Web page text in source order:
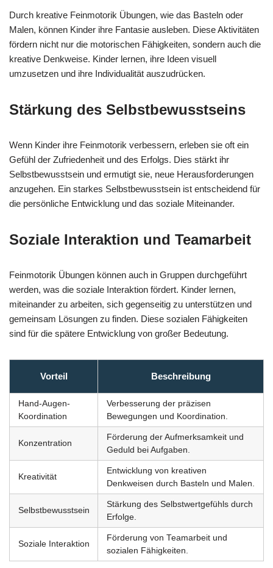
Durch kreative Feinmotorik Übungen, wie das Basteln oder
Malen, können Kinder ihre Fantasie ausleben. Diese Aktivitäten
fördern nicht nur die motorischen Fähigkeiten, sondern auch die
kreative Denkweise. Kinder lernen, ihre Ideen visuell
umzusetzen und ihre Individualität auszudrücken.
Stärkung des Selbstbewusstseins
Wenn Kinder ihre Feinmotorik verbessern, erleben sie oft ein
Gefühl der Zufriedenheit und des Erfolgs. Dies stärkt ihr
Selbstbewusstsein und ermutigt sie, neue Herausforderungen
anzugehen. Ein starkes Selbstbewusstsein ist entscheidend für
die persönliche Entwicklung und das soziale Miteinander.
Soziale Interaktion und Teamarbeit
Feinmotorik Übungen können auch in Gruppen durchgeführt
werden, was die soziale Interaktion fördert. Kinder lernen,
miteinander zu arbeiten, sich gegenseitig zu unterstützen und
gemeinsam Lösungen zu finden. Diese sozialen Fähigkeiten
sind für die spätere Entwicklung von großer Bedeutung.
Vorteil Beschreibung
Hand-Augen-
Koordination
Verbesserung der präzisen
Bewegungen und Koordination.
Konzentration
Förderung der Aufmerksamkeit und
Geduld bei Aufgaben.
Kreativität
Entwicklung von kreativen
Denkweisen durch Basteln und Malen.
Selbstbewusstsein
Stärkung des Selbstwertgefühls durch
Erfolge.
Soziale Interaktion
Förderung von Teamarbeit und
sozialen Fähigkeiten.